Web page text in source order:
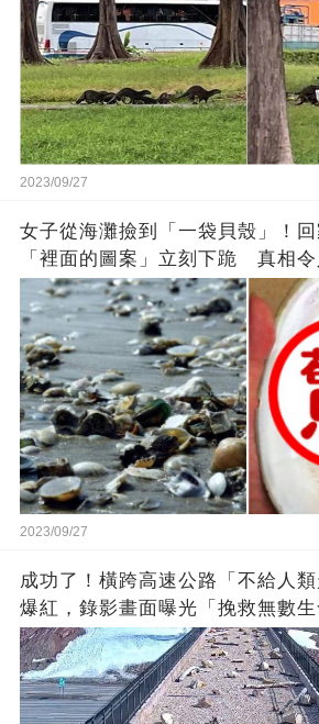
2023/09/27
女子從海灘撿到「一袋貝殼」！
「裡面的圖案」立刻下跪 真相令
2023/09/27
成功了！橫跨高速公路「不給人
爆紅，錄影畫面曝光「挽救無數
歡呼